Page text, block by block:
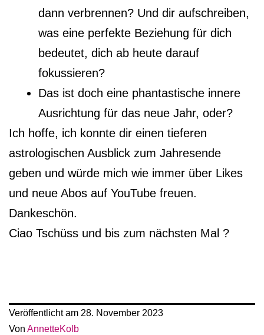
dann verbrennen? Und dir aufschreiben,
was eine perfekte Beziehung für dich
bedeutet, dich ab heute darauf
fokussieren?
Das ist doch eine phantastische innere
Ausrichtung für das neue Jahr, oder?
Ich hoffe, ich konnte dir einen tieferen
astrologischen Ausblick zum Jahresende
geben und würde mich wie immer über Likes
und neue Abos auf YouTube freuen.
Dankeschön.
Ciao Tschüss und bis zum nächsten Mal ?
Veröffentlicht am 28. November 2023
Von AnnetteKolb